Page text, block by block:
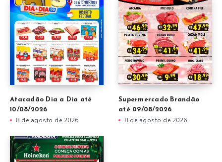
Atacadão Dia a Dia até
10/08/2026
8 de agosto de 2026
Supermercado Brandão
até 09/08/2026
8 de agosto de 2026